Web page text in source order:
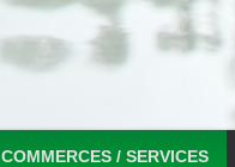
COMMERCES / SERVICES